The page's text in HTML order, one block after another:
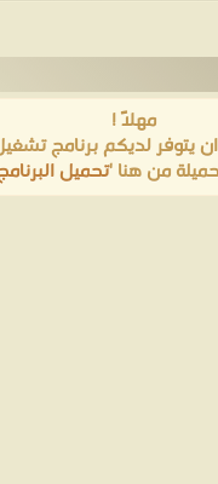
مهلاً !
يتوفر لديكم برنامج
من هنا 'تحميل